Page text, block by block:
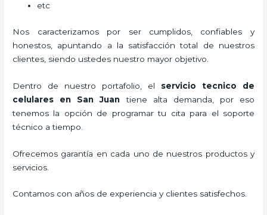
etc
Nos caracterizamos por ser cumplidos, confiables y
honestos, apuntando a la satisfacción total de nuestros
clientes, siendo ustedes nuestro mayor objetivo.
Dentro de nuestro portafolio, el servicio tecnico de
celulares en San Juan tiene alta demanda, por eso
tenemos la opción de programar tu cita para el soporte
técnico a tiempo.
Ofrecemos garantía en cada uno de nuestros productos y
servicios.
Contamos con años de experiencia y clientes satisfechos.